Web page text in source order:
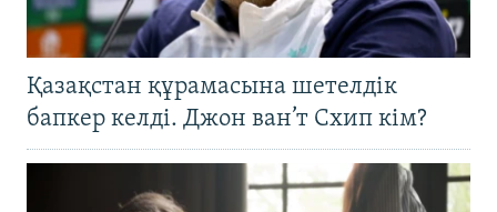
Қазақстан құрамасына шетелдік
бапкер келді. Джон ван’т Схип кім?